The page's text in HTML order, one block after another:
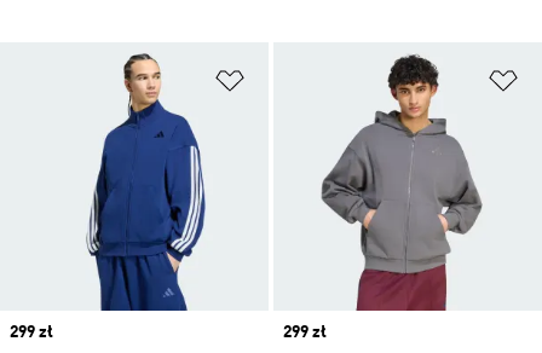
Dodaj do listy życzeń
Price
299 zł
Price
299 zł